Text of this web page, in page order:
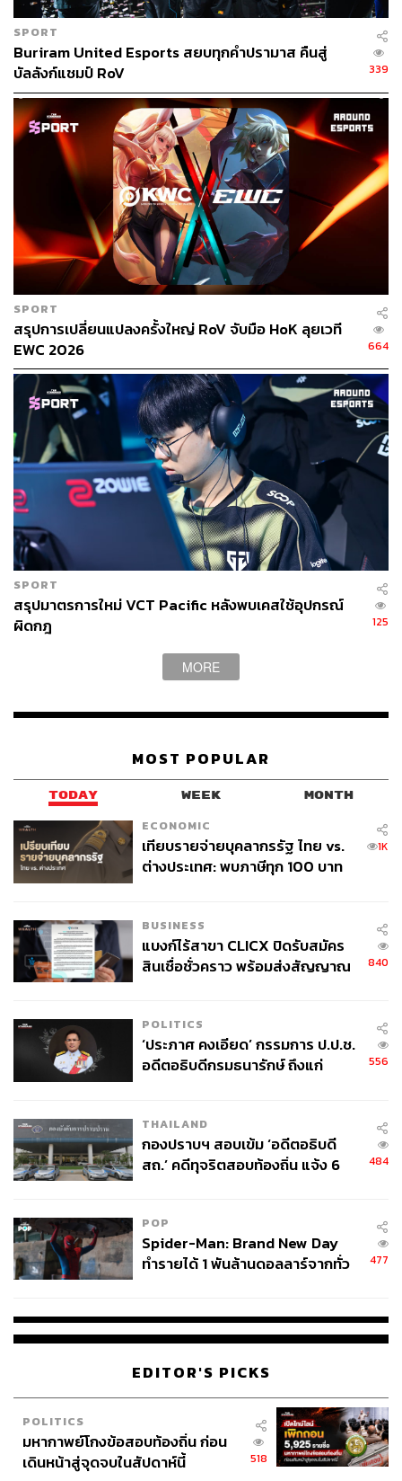
SPORT
Buriram United Esports สยบทุกคำปรามาส คืนสู่
บัลลังก์แชมป์ RoV
339
SPORT
สรุปการเปลี่ยนแปลงครั้งใหญ่ RoV จับมือ HoK ลุยเวที
EWC 2026
664
SPORT
สรุปมาตรการใหม่ VCT Pacific หลังพบเคสใช้อุปกรณ์
ผิดกฎ
125
MORE
MOST POPULAR
TODAY WEEK MONTH
ECONOMIC
เทียบรายจ่ายบุคลากรรัฐ ไทย vs.
ต่างประเทศ: พบภาษีทุก 100 บาท
1K
BUSINESS
แบงก์ไร้สาขา CLICX ปิดรับสมัคร
สินเชื่อชั่วคราว พร้อมส่งสัญญาณ
840
POLITICS
‘ประภาศ คงเอียด’ กรรมการ ป.ป.ช.
อดีตอธิบดีกรมธนารักษ์ ถึงแก่
556
THAILAND
กองปราบฯ สอบเข้ม ‘อดีตอธิบดี
สถ.’ คดีทุจริตสอบท้องถิ่น แจ้ง 6
484
POP
Spider-Man: Brand New Day
ทำรายได้ 1 พันล้านดอลลาร์จากทั่ว
477
EDITOR'S PICKS
POLITICS
มหากาพย์โกงข้อสอบท้องถิ่น ก่อน
เดินหน้าสู่จุดจบในสัปดาห์นี้
518